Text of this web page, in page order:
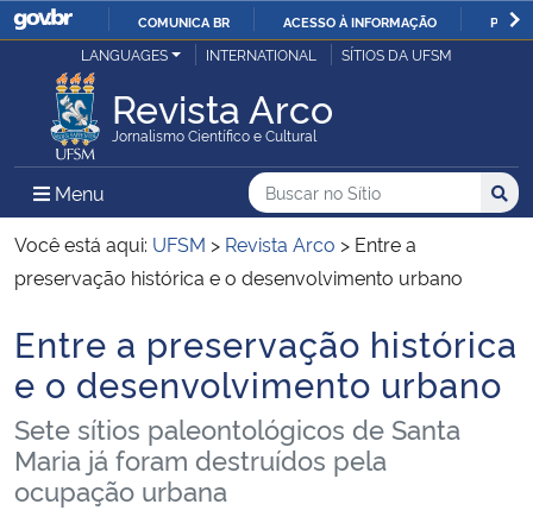
IR
O
COMUNICA BR ACESSO À INFORMAÇÃO
Ministério da Justiça e Segurança Pública
Ministério da Defesa
Ministério das Relações Exteriores
Ministério da Infraestrutura
Ministério da Agricultura, Pecuária e Abastecimento
Ministério da Educação
LANGUAGES INTERNATIONAL SÍTIOS DA UFSM
Revista Arco
Jornalismo Científico e Cultural
Menu Menu Principal do Sítio
Busca
Buscar no no Sítio
Busca:
Você está aqui: UFSM > Revista Arco > Entre a
preservação histórica e o desenvolvimento urbano
Início do conteúdo
Entre a preservação histórica
e o desenvolvimento urbano
Sete sítios paleontológicos de Santa
Maria já foram destruídos pela
ocupação urbana